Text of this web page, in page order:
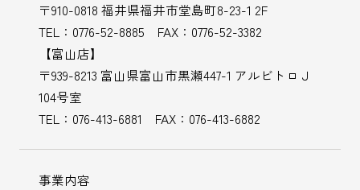
〒910-0818 福井県福井市堂島町8-23-1 2F
TEL：0776-52-8885 FAX：0776-52-3382
【富山店】
〒939-8213 富山県富山市黒瀬447-1 アルビトロＪ
104号室
TEL：076-413-6881 FAX：076-413-6882
事業内容